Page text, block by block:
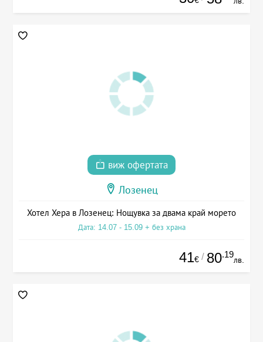
виж офертата
Лозенец
Хотел Хера в Лозенец: Нощувка за двама край морето
Дата: 14.07 - 15.09 + без храна
41€ / 80.19
лв.